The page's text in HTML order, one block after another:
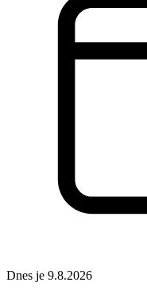
Dnes je 9.8.2026